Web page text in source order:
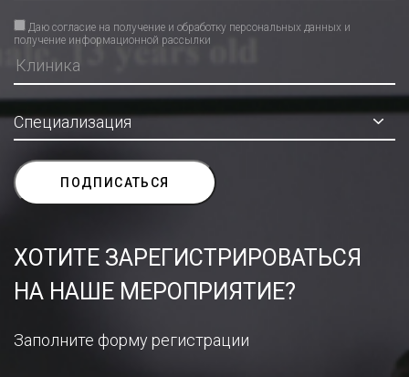
Даю согласие на получение и обработку персональных данных и
получение информационной рассылки
ХОТИТЕ ЗАРЕГИСТРИРОВАТЬСЯ
НА НАШЕ МЕРОПРИЯТИЕ?
Заполните форму регистрации